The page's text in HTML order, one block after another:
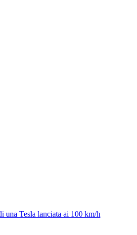
una Tesla lanciata ai 100 km/h